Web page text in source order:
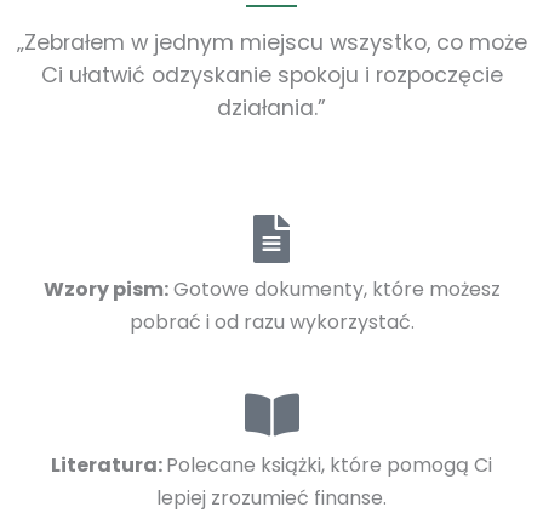
„Zebrałem w jednym miejscu wszystko, co może
Ci ułatwić odzyskanie spokoju i rozpoczęcie
działania.”
Wzory pism:Gotowe dokumenty, które możesz
pobrać i od razu wykorzystać.
Literatura:Polecane książki, które pomogą Ci
lepiej zrozumieć finanse.